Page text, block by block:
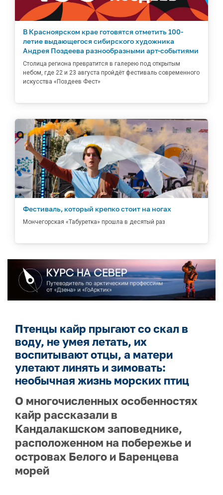
В Красноярском крае готовятся отметить 100-
летие выдающегося сибирского художника
Андрея Поздеева разнообразными арт-событиями
Столица региона превратится в галерею под открытым
небом, где 22 и 23 августа пройдёт фестиваль современного
искусства «Поздеев Фест»
Фестиваль, который крепко стоит на ногах
Мончегорская «Табуретка» прошла в десятый раз
Птенцы кайр прыгают со скал в
воду, не умея летать, их
воспитывают отцы, а матери
улетают линять и зимовать:
необычная жизнь морских птиц
О многочисленных особенностях
кайр рассказали в
Кандалакшском заповеднике,
расположенном на побережье и
островах Белого и Баренцева
морей